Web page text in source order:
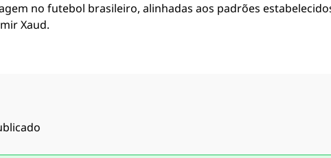
no futebol brasileiro, alinhadas aos padrões
Xaud.